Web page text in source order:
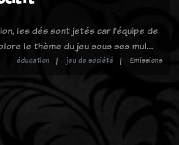
les dés sont jetés car l’équipe de
le thème du jeu sous ses mul…
éducation jeu de société Emissions